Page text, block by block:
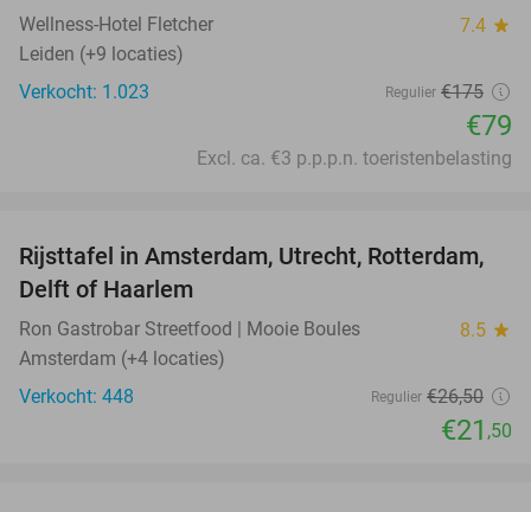
Wellness-Hotel Fletcher 7.4 star
Leiden (+9 locaties)
Verkocht: 1.023
Regulier €175
€79
Excl. ca. €3 p.p.p.n. toeristenbelasting
19%
Rijsttafel in Amsterdam, Utrecht, Rotterdam,
Delft of Haarlem
Ron Gastrobar Streetfood | Mooie Boules 8.5 star
Amsterdam (+4 locaties)
Verkocht: 448
Regulier €26,50
€21 ,50